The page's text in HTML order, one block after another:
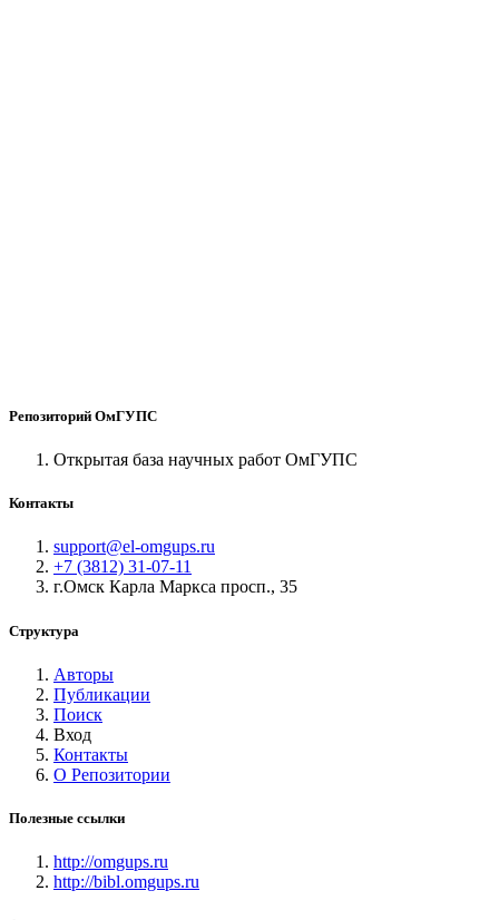
Репозиторий ОмГУПС
Открытая база научных работ ОмГУПС
Контакты
support@el-omgups.ru
+7 (3812) 31-07-11
г.Омск Карла Маркса просп., 35
Структура
Авторы
Публикации
Поиск
Вход
Контакты
О Репозитории
Полезные ссылки
http://omgups.ru
http://bibl.omgups.ru